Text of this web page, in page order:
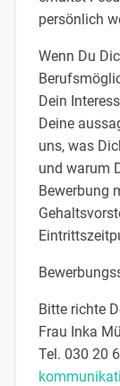
persönlich
Wenn Du
Dein
Deine
uns, was
und warum
Bewerbung
Bitte richte
Frau Inka
Tel. 030 20